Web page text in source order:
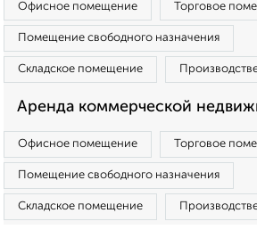
Офисное помещение Торговое
Помещение свободного назначения
Складское помещение
Аренда коммерческой
Офисное помещение Торговое
Помещение свободного назначения
Складское помещение